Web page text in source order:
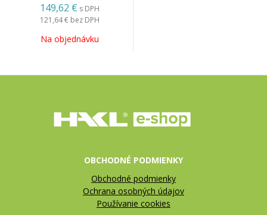
149,62 € s DPH
121,64 € bez DPH
Na objednávku
OBCHODNÉ PODMIENKY
Obchodné podmienky
Ochrana osobných údajov
Používanie cookies